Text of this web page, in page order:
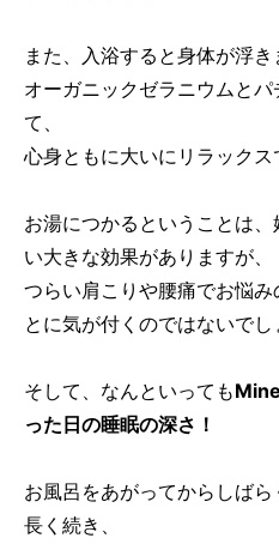
また、入浴すると身体が浮き
オーガニックゼラニウムと
て、
心身ともに大いにリラックス
お湯につかるということは
い大きな効果がありますが、
つらい肩こりや腰痛でお悩
とに気が付くのではないでし
そして、なんといっても
った日の睡眠の深さ！
お風呂をあがってからしば
長く続き、